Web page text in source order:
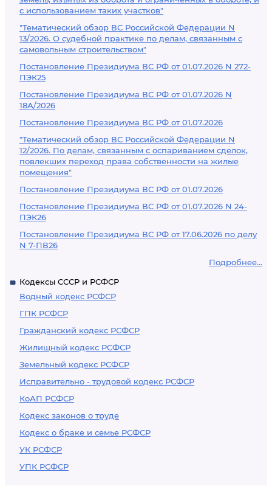
с использованием таких участков"
"Тематический обзор ВС Российской Федерации N
13/2026. О судебной практике по делам, связанным с
самовольным строительством"
Постановление Президиума ВС РФ от 01.07.2026 N 272-
ПЭК25
Постановление Президиума ВС РФ от 01.07.2026 N
18А/2026
Постановление Президиума ВС РФ от 01.07.2026
"Тематический обзор ВС Российской Федерации N
12/2026. По делам, связанным с оспариванием сделок,
повлекших переход права собственности на жилые
помещения"
Постановление Президиума ВС РФ от 01.07.2026
Постановление Президиума ВС РФ от 01.07.2026 N 24-
ПЭК26
Постановление Президиума ВС РФ от 17.06.2026 по делу
N 7-ПВ26
Подробнее...
Кодексы СССР и РСФСР
Водный кодекс РСФСР
ГПК РСФСР
Гражданский кодекс РСФСР
Жилищный кодекс РСФСР
Земельный кодекс РСФСР
Исправительно - трудовой кодекс РСФСР
КоАП РСФСР
Кодекс законов о труде
Кодекс о браке и семье РСФСР
УК РСФСР
УПК РСФСР